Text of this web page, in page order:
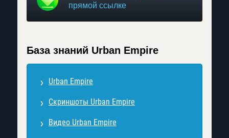
прямой ссылке
База знаний Urban Empire
Urban Empire
Скриншоты Urban Empire
Видео Urban Empire